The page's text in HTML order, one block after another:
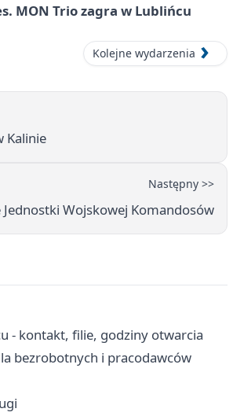
MON Trio zagra w Lublińcu
Kolejne wydarzenia
Kalinie
Następny >>
Wojskowej Komandosów
- kontakt, filie, godziny otwarcia
bezrobotnych i pracodawców